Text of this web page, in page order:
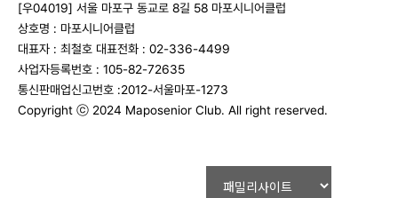
[우04019] 서울 마포구 동교로 8길 58 마포시니어클럽
상호명 : 마포시니어클럽
대표자 : 최철호 대표전화 : 02-336-4499
사업자등록번호 : 105-82-72635
통신판매업신고번호 :2012-서울마포-1273
Copyright ⓒ 2024 Maposenior Club. All right reserved.